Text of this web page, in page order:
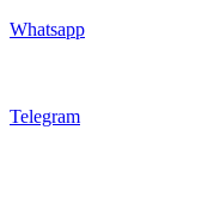
Whatsapp
Telegram